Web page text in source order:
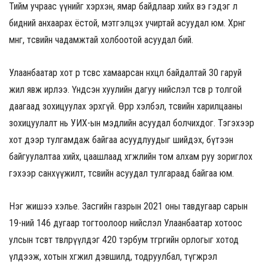
Тийм учраас үүнийг хэрхэн, ямар байдлаар хийх вэ гэдэг л
бидний анхаарах ёстой, мэтгэлцэх учиртай асуудал юм. Хөрөнгө
мөнгө, төсвийн чадамжтай холбоотой асуудал бий.
Улаанбаатар хот өөрөө төсвөөс хамаарсан нөхцөл байдалтай 30 гаруй
жил явж ирлээ. Үндсэн хуулийн дагуу нийслэл төсвөө өөрөө толгой
даагаад зохицуулах эрхгүй. Өөрөөр хэлбэл, төсвийн харилцааны
зохицуулалт нь УИХ-ын мэдлийн асуудал болчихдог. Тэгэхээр
хот дээр тулгамдаж байгаа асуудлуудыг шийдэх, бүтээн
байгуулалтаа хийх, цаашлаад хөгжлийн том алхам руу зориглох
гэхээр санхүүжилт, төсвийн асуудал тулгараад байгаа юм.
Нэг жишээ хэлье. Засгийн газрын 2021 оны тавдугаар сарын
19-ний 146 дугаар тогтоолоор нийслэл Улаанбаатар хотоос
улсын төсөвт төвлөрүүлдэг 420 тэрбум төгрөгийн орлогыг хотод
үлдээж, хотын хөгжил дэвшилд, тодруулбал, түгжрэл